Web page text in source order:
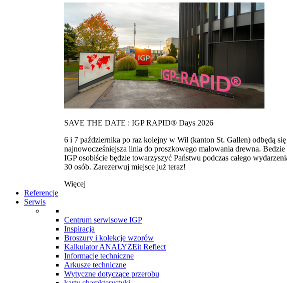
SAVE THE DATE : IGP RAPID® Days 2026
6 i 7 października po raz kolejny w Wil (kanton St. Gallen) odbędą
najnowocześniejsza linia do proszkowego malowania drewna.
IGP osobiście będzie towarzyszyć Państwu podczas całego
30 osób. Zarezerwuj miejsce już teraz!
Więcej
Referencje
Serwis
Centrum serwisowe IGP
Inspiracja
Broszury i kolekcje wzorów
Kalkulator ANALYZEit Reflect
Informacje techniczne
Arkusze techniczne
Wytyczne dotyczące przerobu